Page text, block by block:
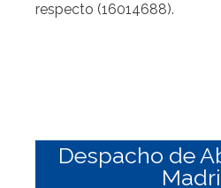
respecto (16014688).
Despacho de